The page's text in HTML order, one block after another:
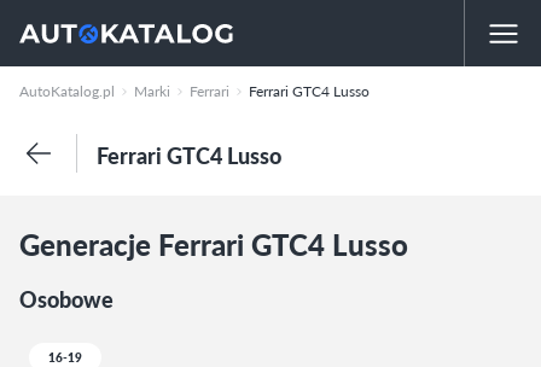
AutoKatalog.pl Marki Ferrari Ferrari GTC4 Lusso
Ferrari GTC4 Lusso
Generacje Ferrari GTC4 Lusso
Osobowe
16-19